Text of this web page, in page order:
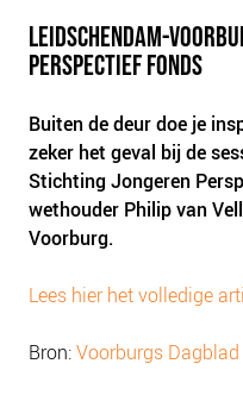
LEIDSCHENDAM-
PERSPECTIEF FONDS
Buiten de deur doe je
zeker het geval bij de
Stichting Jongeren
wethouder Philip van
Voorburg.
Lees hier het volledige
Bron:Voorburgs Dagblad